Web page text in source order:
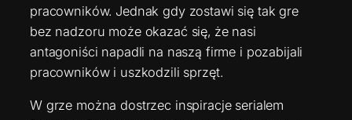
pracowników. Jednak gdy zostawi się tak gre
bez nadzoru może okazać się, że nasi
antagoniści napadli na naszą firme i pozabijali
pracowników i uszkodzili sprzęt.
W grze można dostrzec inspiracje serialem